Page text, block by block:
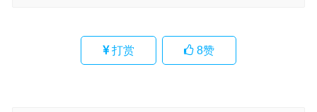
打赏 8赞